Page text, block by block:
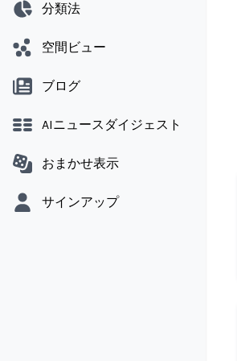
分類法
空間ビュー
ブログ
AIニュースダイジェスト
おまかせ表示
サインアップ